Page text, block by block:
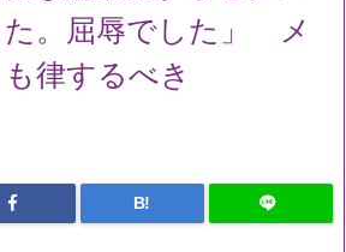
た。屈辱でした」 メ
律するべき
B!